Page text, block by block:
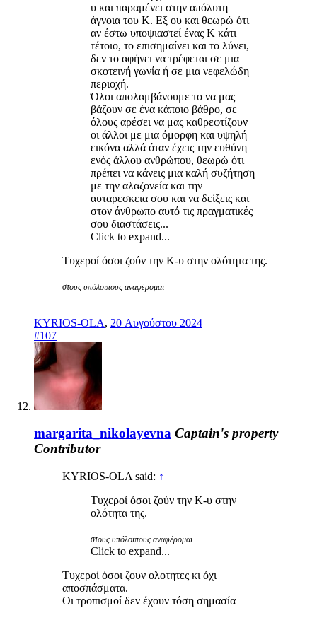
υ και παραμένει στην απόλυτη
άγνοια του Κ. Εξ ου και θεωρώ ότι
αν έστω υποψιαστεί ένας Κ κάτι
τέτοιο, το επισημαίνει και το λύνει,
δεν το αφήνει να τρέφεται σε μια
σκοτεινή γωνία ή σε μια νεφελώδη
περιοχή.
Όλοι απολαμβάνουμε το να μας
βάζουν σε ένα κάποιο βάθρο, σε
όλους αρέσει να μας καθρεφτίζουν
οι άλλοι με μια όμορφη και υψηλή
εικόνα αλλά όταν έχεις την ευθύνη
ενός άλλου ανθρώπου, θεωρώ ότι
πρέπει να κάνεις μια καλή συζήτηση
με την αλαζονεία και την
αυταρεσκεια σου και να δείξεις και
στον άνθρωπο αυτό τις πραγματικές
σου διαστάσεις...
Click to expand...
Τυχεροί όσοι ζούν την Κ-υ στην ολότητα της.
στους υπόλοιπους αναφέρομαι
KYRIOS-OLA, 20 Αυγούστου 2024
#107
margarita_nikolayevna Captain's property
Contributor
KYRIOS-OLA said: ↑
Τυχεροί όσοι ζούν την Κ-υ στην
ολότητα της.
στους υπόλοιπους αναφέρομαι
Click to expand...
Τυχεροί όσοι ζουν ολοτητες κι όχι
αποσπάσματα.
Οι τροπισμοί δεν έχουν τόση σημασία